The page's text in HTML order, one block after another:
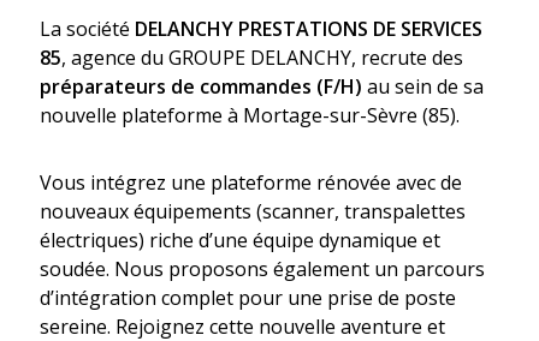
La société DELANCHY PRESTATIONS DE SERVICES
85, agence du GROUPE DELANCHY, recrute des
préparateurs de commandes (F/H) au sein de sa
nouvelle plateforme à Mortage-sur-Sèvre (85).
Vous intégrez une plateforme rénovée avec de
nouveaux équipements (scanner, transpalettes
électriques) riche d’une équipe dynamique et
soudée. Nous proposons également un parcours
d’intégration complet pour une prise de poste
sereine. Rejoignez cette nouvelle aventure et